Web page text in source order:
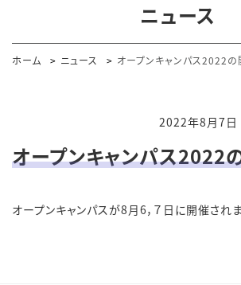
ニュース
ホーム ニュース オープンキャンパス2022の
2022年8月7日
オープンキャンパス2022
オープンキャンパスが8月6，７日に開催されま